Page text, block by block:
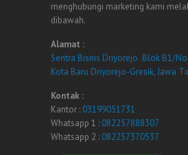
menghubungi marketing kami
dibawah.
Alamat :
Sentra Bisnis Driyorejo Blok B1/
Kota Baru Driyorejo-Gresik, Jawa
Kontak :
Kantor : 03199051731
Whatsapp 1 : 082257888307
Whatsapp 2 : 082257370537